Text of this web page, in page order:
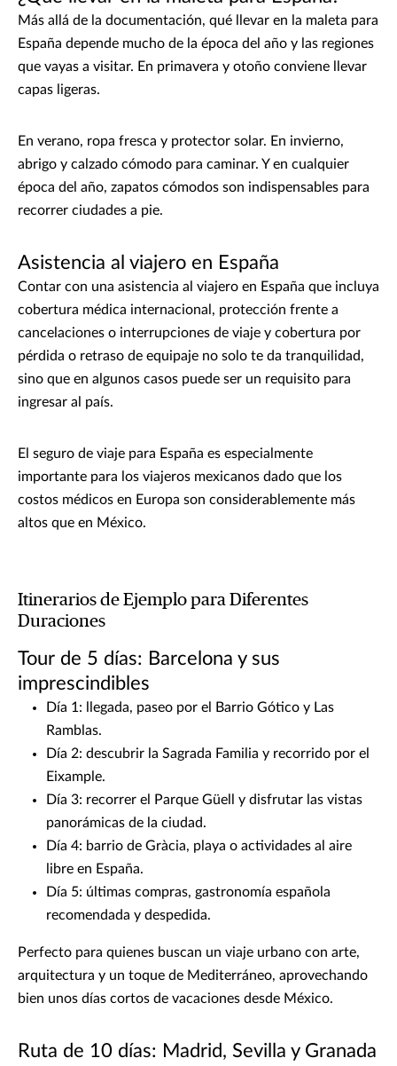
Más allá de la documentación, qué llevar en la maleta para
España depende mucho de la época del año y las regiones
que vayas a visitar. En primavera y otoño conviene llevar
capas ligeras.
En verano, ropa fresca y protector solar. En invierno,
abrigo y calzado cómodo para caminar. Y en cualquier
época del año, zapatos cómodos son indispensables para
recorrer ciudades a pie.
Asistencia al viajero en España
Contar con una asistencia al viajero en España que incluya
cobertura médica internacional, protección frente a
cancelaciones o interrupciones de viaje y cobertura por
pérdida o retraso de equipaje no solo te da tranquilidad,
sino que en algunos casos puede ser un requisito para
ingresar al país.
El seguro de viaje para España es especialmente
importante para los viajeros mexicanos dado que los
costos médicos en Europa son considerablemente más
altos que en México.
Itinerarios de Ejemplo para Diferentes
Duraciones
Tour de 5 días: Barcelona y sus
imprescindibles
Día 1: llegada, paseo por el Barrio Gótico y Las
Ramblas.
Día 2: descubrir la Sagrada Familia y recorrido por el
Eixample.
Día 3: recorrer el Parque Güell y disfrutar las vistas
panorámicas de la ciudad.
Día 4: barrio de Gràcia, playa o actividades al aire
libre en España.
Día 5: últimas compras, gastronomía española
recomendada y despedida.
Perfecto para quienes buscan un viaje urbano con arte,
arquitectura y un toque de Mediterráneo, aprovechando
bien unos días cortos de vacaciones desde México.
Ruta de 10 días: Madrid, Sevilla y Granada